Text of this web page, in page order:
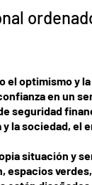
el optimismo y
en un
seguridad
la sociedad, el
situación y